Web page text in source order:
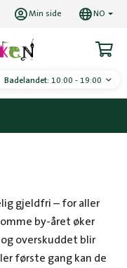
Badelandet: 10:00 - 19:00
Min side NO
gjeldfri – for aller
by-året øker
overskuddet blir
første gang kan de